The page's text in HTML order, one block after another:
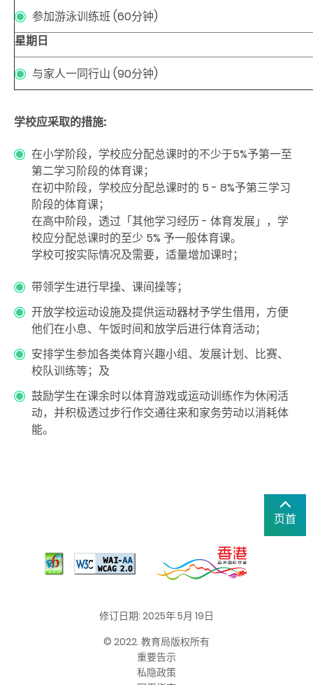
参加游泳训练班 (60分钟)
星期日
与家人一同行山 (90分钟)
学校应采取的措施:
在小学阶段，学校应分配总课时的不少于5%予第一至
第二学习阶段的体育课；
在初中阶段，学校应分配总课时的 5 - 8%予第三学习
阶段的体育课；
在高中阶段，透过「其他学习经历 - 体育发展」，学
校应分配总课时的至少 5% 予一般体育课。
学校可按实际情况及需要，适量增加课时；
带领学生进行早操、课间操等；
开放学校运动设施及提供运动器材予学生借用，方便
他们在小息、午饭时间和放学后进行体育活动；
安排学生参加各类体育兴趣小组、发展计划、比赛、
校队训练等；及
鼓励学生在课余时以体育游戏或运动训练作为休闲活
动，并积极透过步行作交通往来和家务劳动以消耗体
能。
页首
修订日期: 2025年 5月 19日
© 2022. 教育局版权所有
重要告示
私隐政策